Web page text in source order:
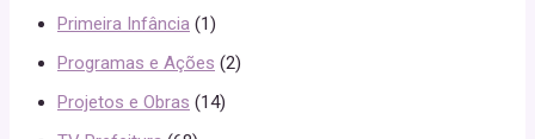
Primeira Infância (1)
Programas e Ações (2)
Projetos e Obras (14)